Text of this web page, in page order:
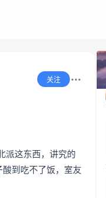
关注
派这东西，讲究的
到吃不了饭，室友